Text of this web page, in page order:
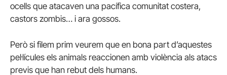
ocells que atacaven una pacífica comunitat costera,
castors zombis… i ara gossos.
Però si filem prim veurem que en bona part d’aquestes
pel·lícules els animals reaccionen amb violència als atacs
previs que han rebut dels humans.